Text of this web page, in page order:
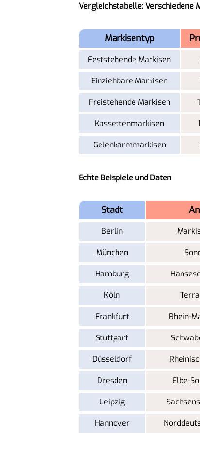
Vergleichstabelle: Verschiedene
Markisentyp
Feststehende Markisen
Einziehbare Markisen
Freistehende Markisen
Kassettenmarkisen
Gelenkarmmarkisen
Echte Beispiele und Daten
Stadt
Berlin
München
Hamburg
Köln
Frankfurt Rhein-
Stuttgart
Düsseldorf
Dresden Elbe-
Leipzig
Hannover